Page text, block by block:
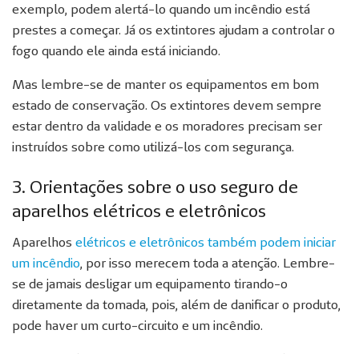
exemplo, podem alertá-lo quando um incêndio está
prestes a começar. Já os extintores ajudam a controlar o
fogo quando ele ainda está iniciando.
Mas lembre-se de manter os equipamentos em bom
estado de conservação. Os extintores devem sempre
estar dentro da validade e os moradores precisam ser
instruídos sobre como utilizá-los com segurança.
3. Orientações sobre o uso seguro de
aparelhos elétricos e eletrônicos
Aparelhos elétricos e eletrônicos também podem iniciar
um incêndio, por isso merecem toda a atenção. Lembre-
se de jamais desligar um equipamento tirando-o
diretamente da tomada, pois, além de danificar o produto,
pode haver um curto-circuito e um incêndio.